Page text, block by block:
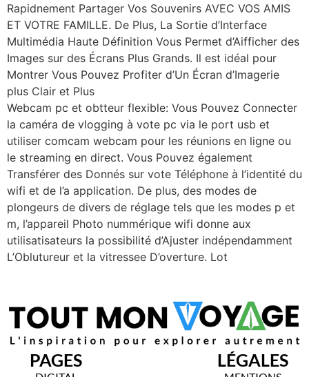
Rapidnement Partager Vos Souvenirs AVEC VOS AMIS
ET VOTRE FAMILLE. De Plus, La Sortie d’Interface
Multimédia Haute Définition Vous Permet d’Aifficher des
Images sur des Écrans Plus Grands. Il est idéal pour
Montrer Vous Pouvez Profiter d’Un Écran d’Imagerie
plus Clair et Plus
Webcam pc et obtteur flexible: Vous Pouvez Connecter
la caméra de vlogging à vote pc via le port usb et
utiliser comcam webcam pour les réunions en ligne ou
le streaming en direct. Vous Pouvez également
Transférer des Donnés sur vote Téléphone à l’identité du
wifi et de l’a application. De plus, des modes de
plongeurs de divers de réglage tels que les modes p et
m, l’appareil Photo nummérique wifi donne aux
utilisatisateurs la possibilité d’Ajuster indépendamment
L’Oblutureur et la vitressee D’overture. Lot
PAGES LÉGALES